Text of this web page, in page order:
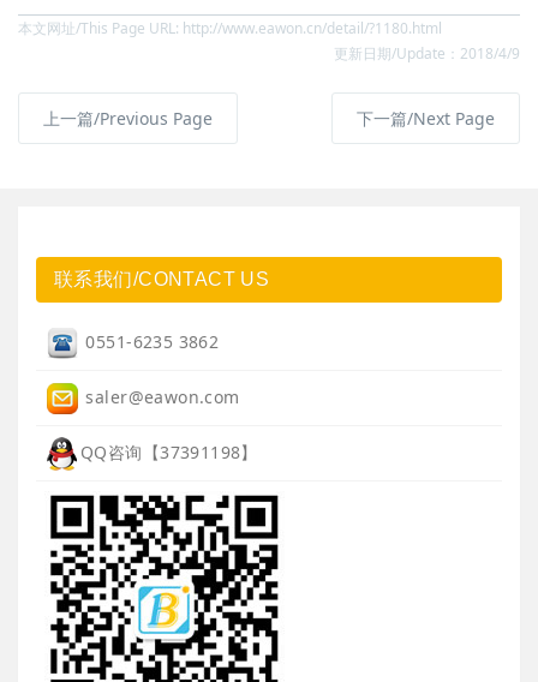
本文网址/This Page URL: http://www.eawon.cn/detail/?1180.html
更新日期/Update：2018/4/9
上一篇/Previous Page 下一篇/Next Page
联系我们/CONTACT US
0551-6235 3862
saler@eawon.com
QQ咨询【37391198】